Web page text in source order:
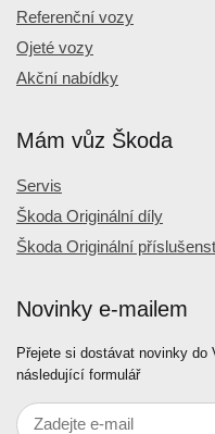
Referenční vozy
Ojeté vozy
Akční nabídky
Mám vůz Škoda
Servis
Škoda Originální díly
Škoda Originální
Novinky e-mailem
Přejete si dostávat novinky
následující formulář